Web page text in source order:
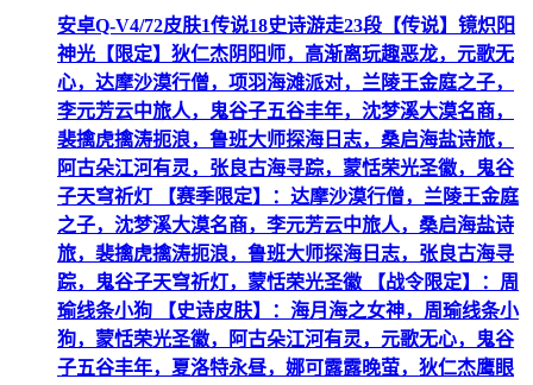
安卓Q-V4/72皮肤1传说18史诗游走23段【传说】镜炽阳
神光【限定】狄仁杰阴阳师，高渐离玩趣恶龙，元歌无
心，达摩沙漠行僧，项羽海滩派对，兰陵王金庭之子，
李元芳云中旅人，鬼谷子五谷丰年，沈梦溪大漠名商，
裴擒虎擒涛扼浪，鲁班大师探海日志，桑启海盐诗旅，
阿古朵江河有灵，张良古海寻踪，蒙恬荣光圣徽，鬼谷
子天穹祈灯 【赛季限定】：达摩沙漠行僧，兰陵王金庭
之子，沈梦溪大漠名商，李元芳云中旅人，桑启海盐诗
旅，裴擒虎擒涛扼浪，鲁班大师探海日志，张良古海寻
踪，鬼谷子天穹祈灯，蒙恬荣光圣徽 【战令限定】：周
瑜线条小狗 【史诗皮肤】：海月海之女神，周瑜线条小
狗，蒙恬荣光圣徽，阿古朵江河有灵，元歌无心，鬼谷
子五谷丰年，夏洛特永昼，娜可露露晚萤，狄仁杰鹰眼